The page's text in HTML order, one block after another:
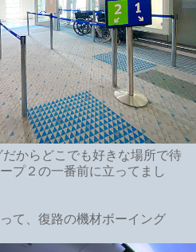
からどこでも好きな場所で待
プ２の一番前に立ってまし
て、復路の機材ボーイング